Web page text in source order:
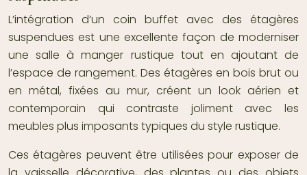
L’intégration d’un coin buffet avec des étagères
suspendues est une excellente façon de moderniser
une salle à manger rustique tout en ajoutant de
l’espace de rangement. Des étagères en bois brut ou
en métal, fixées au mur, créent un look aérien et
contemporain qui contraste joliment avec les
meubles plus imposants typiques du style rustique.
Ces étagères peuvent être utilisées pour exposer de